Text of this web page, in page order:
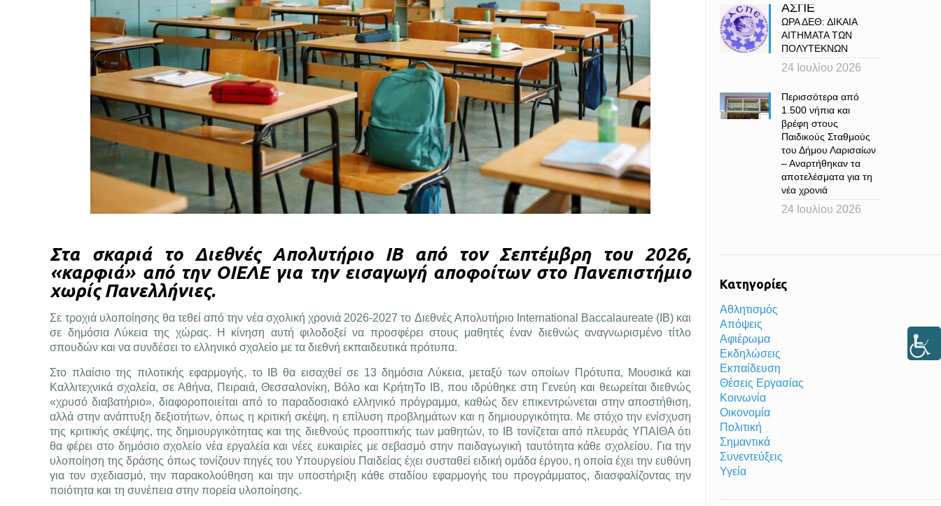
Στα σκαριά το Διεθνές Απολυτήριο IB από τον Σεπτέμβρη του 2026,
«καρφιά» από την ΟΙΕΛΕ για την εισαγωγή αποφοίτων στο Πανεπιστήμιο
χωρίς Πανελλήνιες.
Σε τροχιά υλοποίησης θα τεθεί από την νέα σχολική χρονιά 2026-2027 το Διεθνές Απολυτήριο International Baccalaureate (IB) και
σε δημόσια Λύκεια της χώρας. Η κίνηση αυτή φιλοδοξεί να προσφέρει στους μαθητές έναν διεθνώς αναγνωρισμένο τίτλο
σπουδών και να συνδέσει το ελληνικό σχολείο με τα διεθνή εκπαιδευτικά πρότυπα.
Στο πλαίσιο της πιλοτικής εφαρμογής, το IB θα εισαχθεί σε 13 δημόσια Λύκεια, μεταξύ των οποίων Πρότυπα, Μουσικά και
Καλλιτεχνικά σχολεία, σε Αθήνα, Πειραιά, Θεσσαλονίκη, Βόλο και ΚρήτηΤο IB, που ιδρύθηκε στη Γενεύη και θεωρείται διεθνώς
«χρυσό διαβατήριο», διαφοροποιείται από το παραδοσιακό ελληνικό πρόγραμμα, καθώς δεν επικεντρώνεται στην αποστήθιση,
αλλά στην ανάπτυξη δεξιοτήτων, όπως η κριτική σκέψη, η επίλυση προβλημάτων και η δημιουργικότητα. Με στόχο την ενίσχυση
της κριτικής σκέψης, της δημιουργικότητας και της διεθνούς προοπτικής των μαθητών, το IB τονίζεται από πλευράς ΥΠΑΙΘΑ ότι
θα φέρει στο δημόσιο σχολείο νέα εργαλεία και νέες ευκαιρίες με σεβασμό στην παιδαγωγική ταυτότητα κάθε σχολείου. Για την
υλοποίηση της δράσης όπως τονίζουν πηγές του Υπουργείου Παιδείας έχει συσταθεί ειδική ομάδα έργου, η οποία έχει την ευθύνη
για τον σχεδιασμό, την παρακολούθηση και την υποστήριξη κάθε σταδίου εφαρμογής του προγράμματος, διασφαλίζοντας την
ποιότητα και τη συνέπεια στην πορεία υλοποίησης.
ΑΣΠΕ
ΩΡΑ ΔΕΘ: ΔΙΚΑΙΑ
ΑΙΤΗΜΑΤΑ ΤΩΝ
ΠΟΛΥΤΕΚΝΩΝ
24 Ιουλίου 2026
Περισσότερα από
1.500 νήπια και
βρέφη στους
Παιδικούς Σταθμούς
του Δήμου Λαρισαίων
– Αναρτήθηκαν τα
αποτελέσματα για τη
νέα χρονιά
24 Ιουλίου 2026
Κατηγορίες
Αθλητισμός
Απόψεις
Αφιέρωμα
Εκδηλώσεις
Εκπαίδευση
Θέσεις Εργασίας
Κοινωνία
Οικονομία
Πολιτική
Σημαντικά
Συνεντεύξεις
Υγεία